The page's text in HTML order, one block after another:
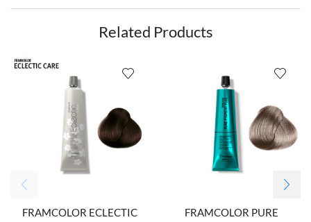
Related Products
FRAMCOLOR ECLECTIC
FRAMCOLOR PURE